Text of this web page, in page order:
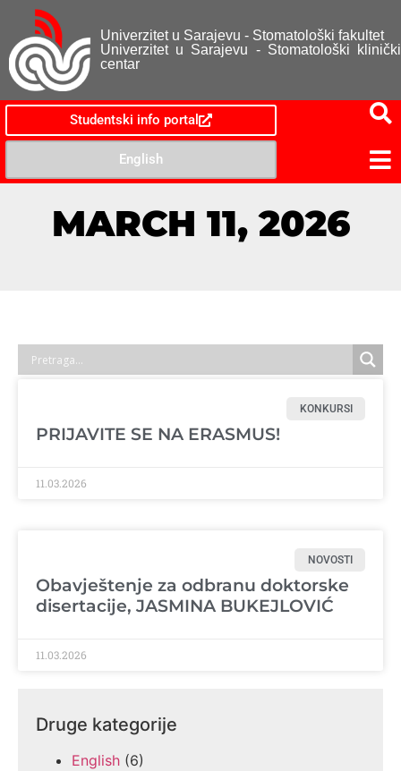
Univerzitet u Sarajevu - Stomatološki fakultet
Univerzitet u Sarajevu - Stomatološki klinički
centar
Studentski info portal
English
MARCH 11, 2026
KONKURSI
PRIJAVITE SE NA ERASMUS!
11.03.2026
NOVOSTI
Obavještenje za odbranu doktorske
disertacije, JASMINA BUKEJLOVIĆ
11.03.2026
Druge kategorije
English (6)